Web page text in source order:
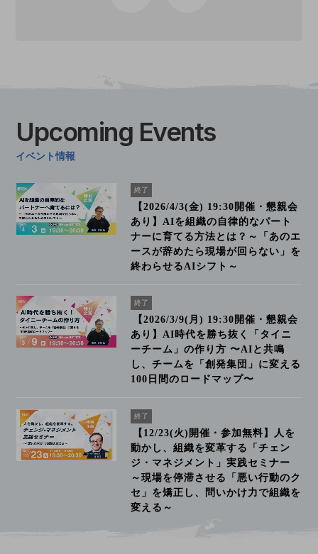
Upcoming Events
イベント情報
終了
【2026/4/3(金) 19:30開催・懇親会
あり】AIを組織の自律的なパート
ナーに育てる方法とは？～「あのエ
ースが辞めたら現場が回らない」を
終わらせるAIシフト～
終了
【2026/3/9(月) 19:30開催・懇親会
あり】AI時代を勝ち抜く「タイニ
ーチーム」の作り方 〜AIと共鳴
し、チームを「創発集団」に変える
100日間のロードマップ〜
終了
【12/23(火)開催・参加無料】人を
動かし、組織を変革する「チェン
ジ・マネジメント」実践セミナー
～現場を停滞させる「悪い行動のク
セ」を矯正し、問いかけ力で組織を
変える～